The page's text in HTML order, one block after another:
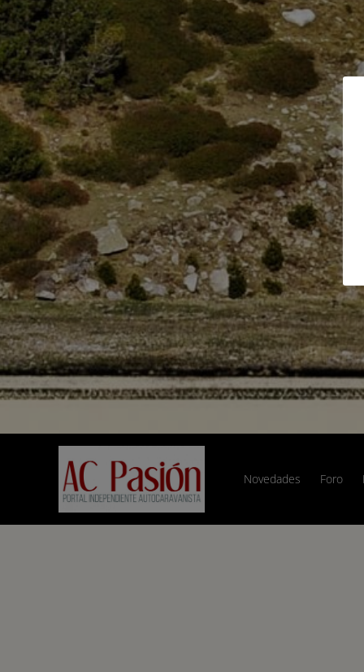
Novedades Foro